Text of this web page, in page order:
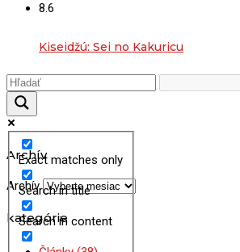
8.6
Kiseidžú: Sei no Kakuricu
Exact matches only
Search in title
Search in content
Archív
Archív
kategórie